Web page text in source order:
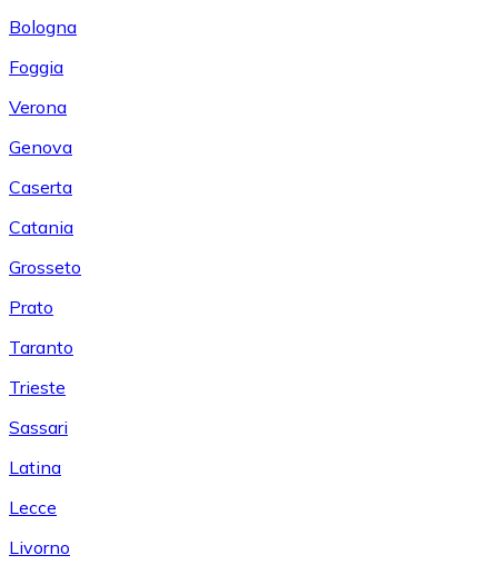
Bologna
Foggia
Verona
Genova
Caserta
Catania
Grosseto
Prato
Taranto
Trieste
Sassari
Latina
Lecce
Livorno